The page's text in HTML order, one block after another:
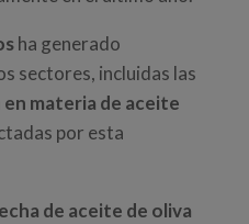
ha generado
sectores, incluidas las
materia de aceite
por esta
de aceite de oliva